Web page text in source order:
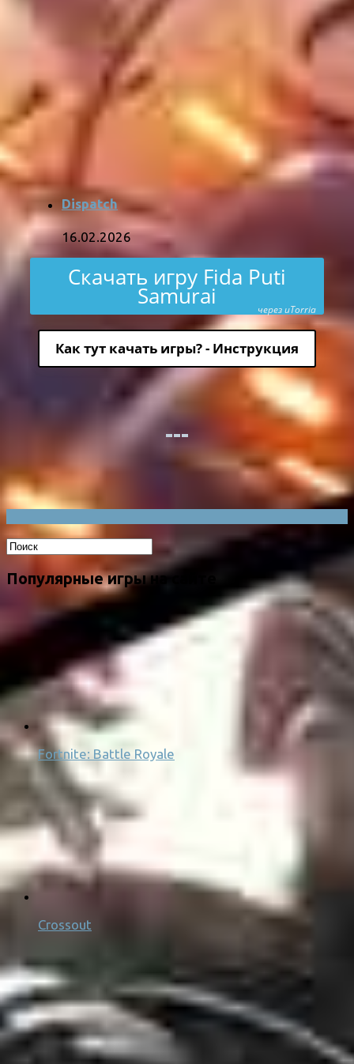
Dispatch
16.02.2026
Скачать игру Fida Puti
Samurai через uTorria
Как тут качать игры? - Инструкция
Популярные игры на сайте
Fortnite: Battle Royale
Crossout